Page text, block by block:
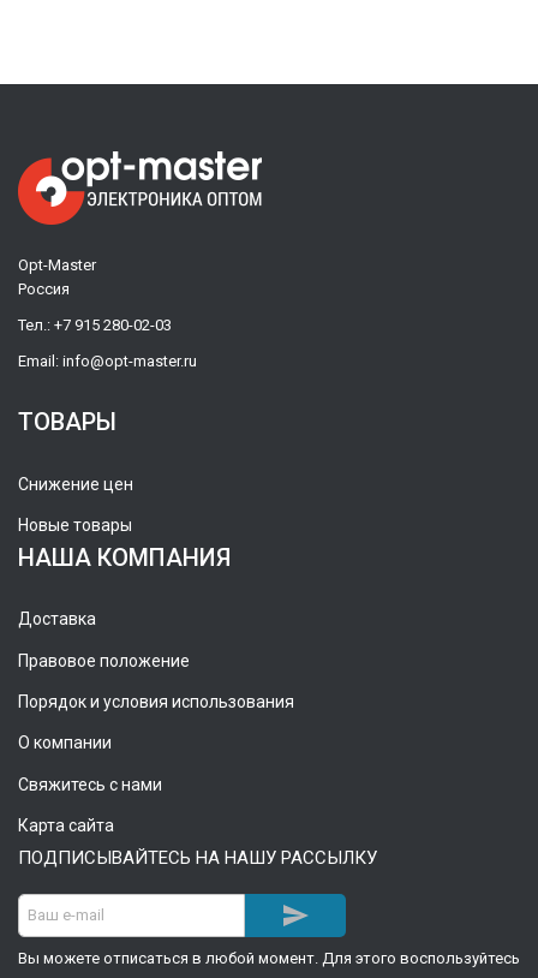
Opt-Master
Россия
Тел.: +7 915 280-02-03
Email: info@opt-master.ru
ТОВАРЫ
Снижение цен
Новые товары
НАША КОМПАНИЯ
Доставка
Правовое положение
Порядок и условия использования
О компании
Свяжитесь с нами
Карта сайта
ПОДПИСЫВАЙТЕСЬ НА НАШУ РАССЫЛКУ

Вы можете отписаться в любой момент. Для этого воспользуйтесь